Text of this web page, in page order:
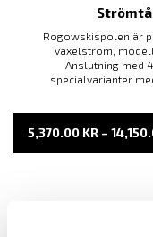
Rogowskispolen är
växelström,
Anslutning med
specialvarianter
5,370.00 KR –